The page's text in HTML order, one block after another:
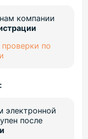
компании
по
электронной
после